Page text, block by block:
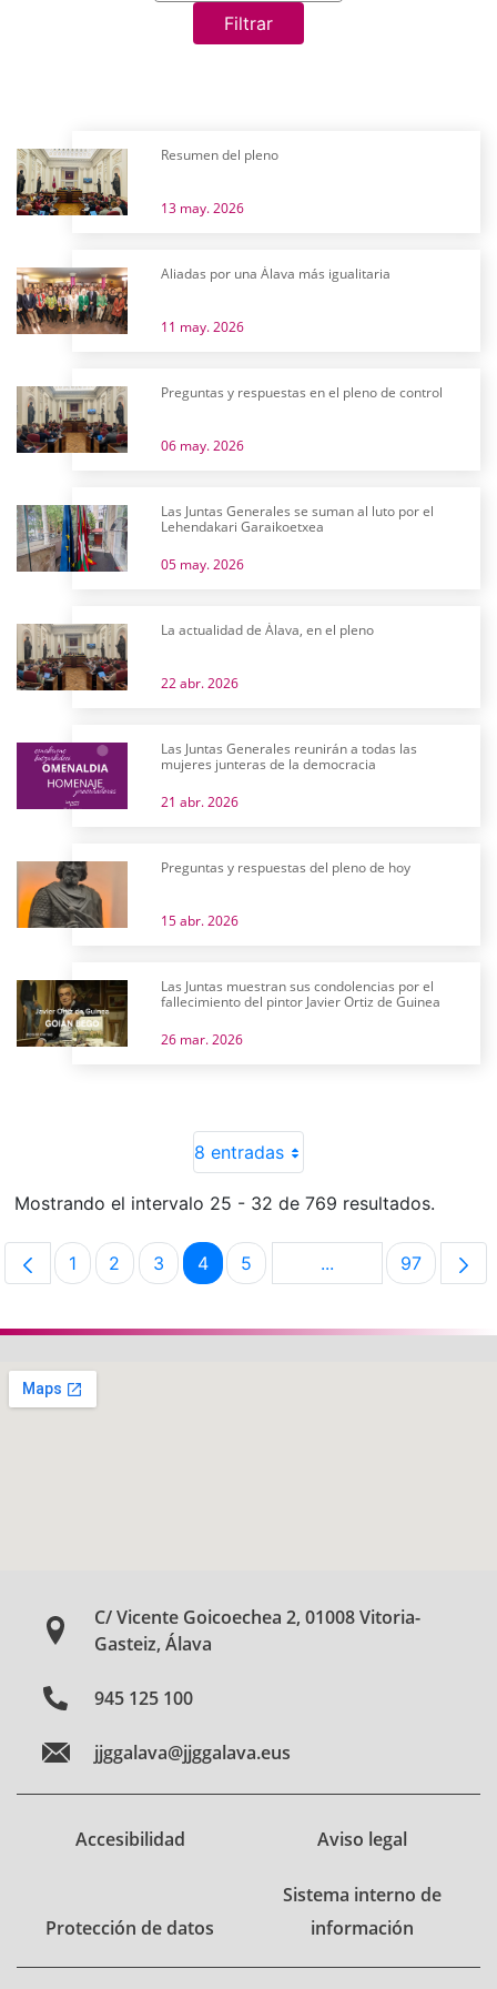
Filtrar
Resumen del pleno
13 may. 2026
Aliadas por una Álava más igualitaria
11 may. 2026
Preguntas y respuestas en el pleno de control
06 may. 2026
Las Juntas Generales se suman al luto por el
Lehendakari Garaikoetxea
05 may. 2026
La actualidad de Álava, en el pleno
22 abr. 2026
Las Juntas Generales reunirán a todas las
mujeres junteras de la democracia
21 abr. 2026
Preguntas y respuestas del pleno de hoy
15 abr. 2026
Las Juntas muestran sus condolencias por el
fallecimiento del pintor Javier Ortiz de Guinea
26 mar. 2026
8 entradas
Mostrando el intervalo 25 - 32 de 769 resultados.
Página
1 Página
2 Página
3 Página
4 Página
5 ...Páginas Página
97
C/ Vicente Goicoechea 2, 01008 Vitoria-
Gasteiz, Álava
945 125 100
jjggalava@jjggalava.eus
Accesibilidad Aviso legal
Protección de datos
Sistema interno de
información